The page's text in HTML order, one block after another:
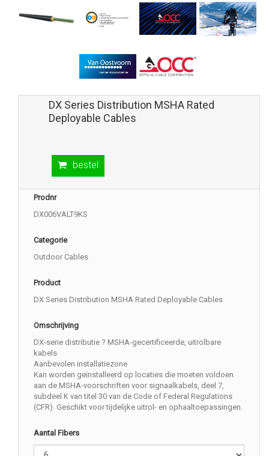
DX Series Distribution MSHA Rated
Deployable Cables
bestel
Prodnr
DX006VALT9KS
Categorie
Outdoor Cables
Product
DX Series Distribution MSHA Rated Deployable Cables
Omschrijving
DX-serie distributie ? MSHA-gecertificeerde, uitrolbare
kabels
Aanbevolen installatiezone
Kan worden geïnstalleerd op locaties die moeten voldoen
aan de MSHA-voorschriften voor signaalkabels, deel 7,
subdeel K van titel 30 van de Code of Federal Regulations
(CFR). Geschikt voor tijdelijke uitrol- en ophaaltoepassingen.
Aantal Fibers